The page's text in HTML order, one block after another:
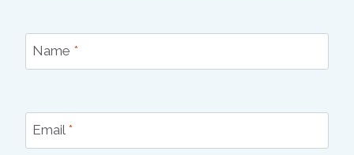
Name *
Email *